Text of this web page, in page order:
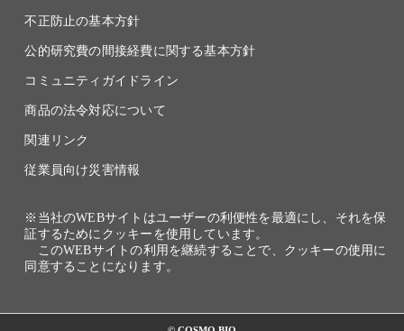
不正防止の基本方針
公的研究費の間接経費に関する基本方針
コミュニティガイドライン
商品の法令対応について
関連リンク
従業員向け災害情報
※当社のWEBサイトはユーザーの利便性を最適にし、それを保
証するためにクッキーを使用しています。
このWEBサイトの利用を継続することで、クッキーの使用に
同意することになります。